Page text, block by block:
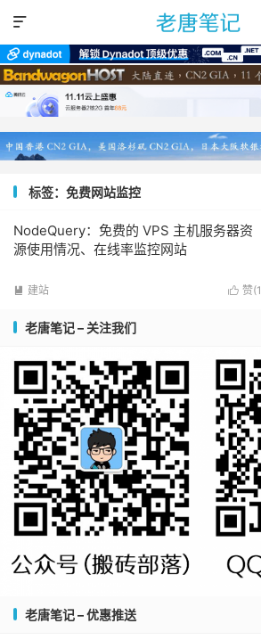

标签：免费网站监控
NodeQuery：免费的 VPS 主机服务器资
源使用情况、在线率监控网站
 赞(1
 建站
老唐笔记 – 关注我们
老唐笔记 – 优惠推送